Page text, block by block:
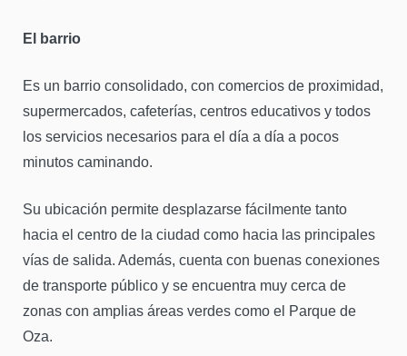
El barrio
Es un barrio consolidado, con comercios de proximidad,
supermercados, cafeterías, centros educativos y todos
los servicios necesarios para el día a día a pocos
minutos caminando.
Su ubicación permite desplazarse fácilmente tanto
hacia el centro de la ciudad como hacia las principales
vías de salida. Además, cuenta con buenas conexiones
de transporte público y se encuentra muy cerca de
zonas con amplias áreas verdes como el Parque de
Oza.